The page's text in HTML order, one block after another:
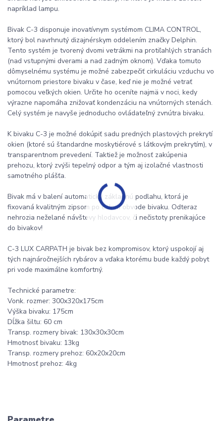
napríklad lampu.
Bivak C-3 disponuje inovatívnym systémom CLIMA CONTROL,
ktorý bol navrhnutý dizajnérskym oddelením značky Delphin.
Tento systém je tvorený dvomi vetrákmi na protiľahlých stranách
(nad vstupnými dverami a nad zadným oknom). Vďaka tomuto
dômyselnému systému je možné zabezpečiť cirkuláciu vzduchu vo
vnútornom priestore bivaku v čase, keď nie je možné vetrať
pomocou veľkých okien. Určite ho oceníte najmä v noci, kedy
výrazne napomáha znižovať kondenzáciu na vnútorných stenách.
Celý systém je navyše jednoducho ovládateľný zvnútra bivaku.
K bivaku C-3 je možné dokúpiť sadu predných plastových prekrytí
okien (ktoré sú štandardne moskytiérové s látkovým prekrytím), v
transparentnom prevedení. Taktiež je možnosť zakúpenia
prehozu, ktorý zvýši tepelný odpor a tým aj izolačné vlastnosti
samotného plášťa.
Bivak má v balení automaticky základnú podlahu, ktorá je
fixovaná kvalitným zipsom po celom obvode bivaku. Odteraz
nehrozia neželané návštevy hlodavcov, či nečistoty prenikajúce
do bivakov!
C-3 LUX CARPATH je bivak bez kompromisov, ktorý uspokojí aj
tých najnáročnejších rybárov a vďaka ktorému bude každý pobyt
pri vode maximálne komfortný.
Technické parametre:
Vonk. rozmer: 300x320x175cm
Výška bivaku: 175cm
Dĺžka šiltu: 60 cm
Transp. rozmery bivak: 130x30x30cm
Hmotnosť bivaku: 13kg
Transp. rozmery prehoz: 60x20x20cm
Hmotnosť prehoz: 4kg